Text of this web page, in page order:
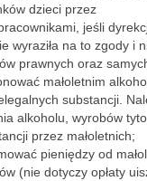
dzieci przez
jeśli
wyraziła na to zgody i
prawnych oraz
małoletnim
substancji.
alkoholu, wyrobów
przez małoletnich;
pieniędzy od
(nie dotyczy opłaty